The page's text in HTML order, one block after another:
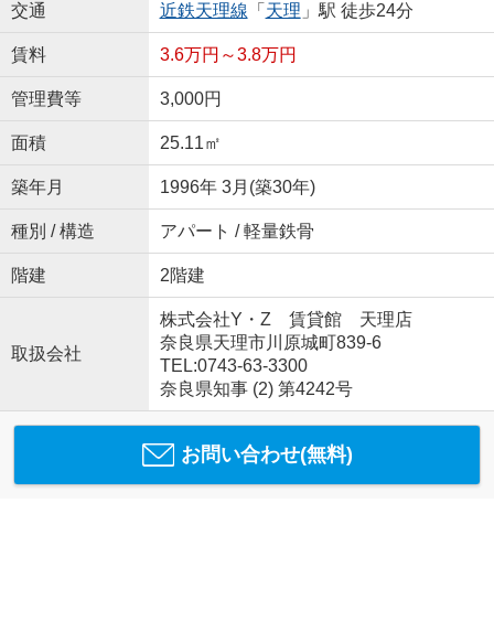
交通 近鉄天理線 「 天理 」駅 徒歩24分
賃料 3.6万円～3.8万円
管理費等 3,000円
面積 25.11㎡
築年月 1996年 3月(築30年)
種別 / 構造 アパート / 軽量鉄骨
階建 2階建
取扱会社
株式会社Y・Z 賃貸館 天理店
奈良県天理市川原城町839-6
TEL:0743-63-3300
奈良県知事 (2) 第4242号
お問い合わせ(無料)